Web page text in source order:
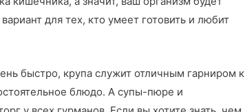
для тех, кто умеет готовить и любит
быстро, крупа служит отличным гарниром к
блюдо. А супы-пюре и